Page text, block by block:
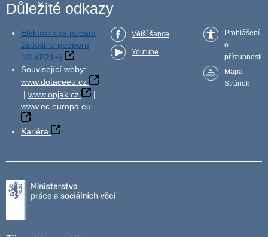
Důležité odkazy
Elektronické podání
žádosti o podporu
(IS KP21+)
Související weby:
www.dotaceeu.cz
| www.opjak.cz
|
www.ec.europa.eu
Kariéra
Větší šance
Youtube
Prohlášení
o
přístupnosti
Mapa
Stránek